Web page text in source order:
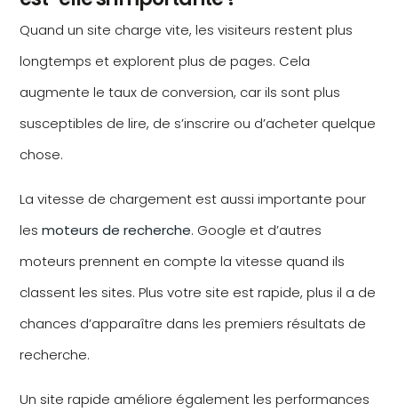
Quand un site charge vite, les visiteurs restent plus
longtemps et explorent plus de pages. Cela
augmente le taux de conversion, car ils sont plus
susceptibles de lire, de s’inscrire ou d’acheter quelque
chose.
La vitesse de chargement est aussi importante pour
lesmoteurs de recherche. Google et d’autres
moteurs prennent en compte la vitesse quand ils
classent les sites. Plus votre site est rapide, plus il a de
chances d’apparaître dans les premiers résultats de
recherche.
Un site rapide améliore également les performances